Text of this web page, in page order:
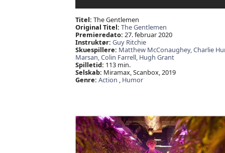
Titel: The Gentlemen
Original Titel: The Gentlemen
Premieredato: 27. februar 2020
Instruktør: Guy Ritchie
Skuespillere: Matthew McConaughey,Charlie
Marsan,Colin Farrell, Hugh Grant
Spilletid: 113 min.
Selskab: Miramax, Scanbox, 2019
Genre: Action , Humor